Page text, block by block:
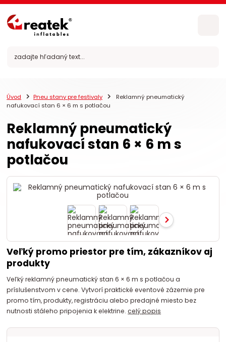
Úvod Pneu stany pre festivaly
Reklamný pneumatický
nafukovací stan 6 × 6 m s potlačou
Reklamný pneumatický
nafukovací stan 6 × 6 m s
potlačou
Veľký promo priestor pre tím, zákazníkov aj
produkty
Veľký reklamný pneumatický stan 6 × 6 m s potlačou a
príslušenstvom v cene. Vytvorí praktické eventové zázemie pre
promo tím, produkty, registráciu alebo predajné miesto bez
nutnosti stáleho pripojenia k elektrine.celý popis